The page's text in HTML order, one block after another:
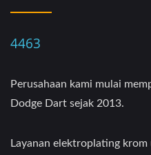
4463
Perusahaan kami mulai
Dodge Dart sejak 2013.
Layanan elektroplating